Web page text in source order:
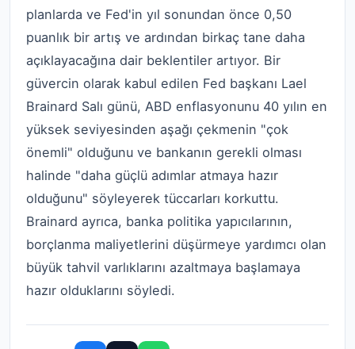
planlarda ve Fed'in yıl sonundan önce 0,50
puanlık bir artış ve ardından birkaç tane daha
açıklayacağına dair beklentiler artıyor. Bir
güvercin olarak kabul edilen Fed başkanı Lael
Brainard Salı günü, ABD enflasyonunu 40 yılın en
yüksek seviyesinden aşağı çekmenin "çok
önemli" olduğunu ve bankanın gerekli olması
halinde "daha güçlü adımlar atmaya hazır
olduğunu" söyleyerek tüccarları korkuttu.
Brainard ayrıca, banka politika yapıcılarının,
borçlanma maliyetlerini düşürmeye yardımcı olan
büyük tahvil varlıklarını azaltmaya başlamaya
hazır olduklarını söyledi.